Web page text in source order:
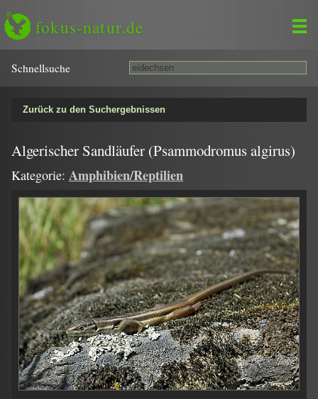
fokus-natur.de
Schnell­suche
Zurück zu den Suchergebnissen
Algerischer Sandläufer (Psammodromus algirus)
Kategorie: Amphibien/Reptilien